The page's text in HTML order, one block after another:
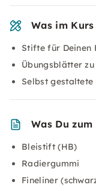
Was im
Stifte für Deinen
Übungsblätter
Selbst
Was Du
Bleistift (HB)
Radiergummi
Fineliner